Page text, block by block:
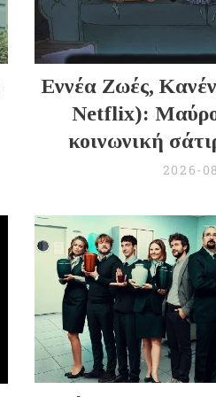
Εννέα Ζωές,
Netflix): Μαύρο
κοινωνική
2026-